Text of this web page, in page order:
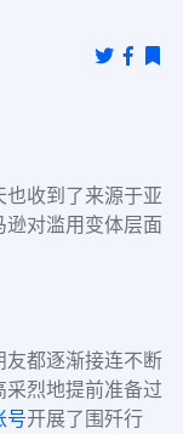
收到了来源于亚
对滥用变体层面
友都逐渐接连不断
烈地提前准备过
号开展了围歼行